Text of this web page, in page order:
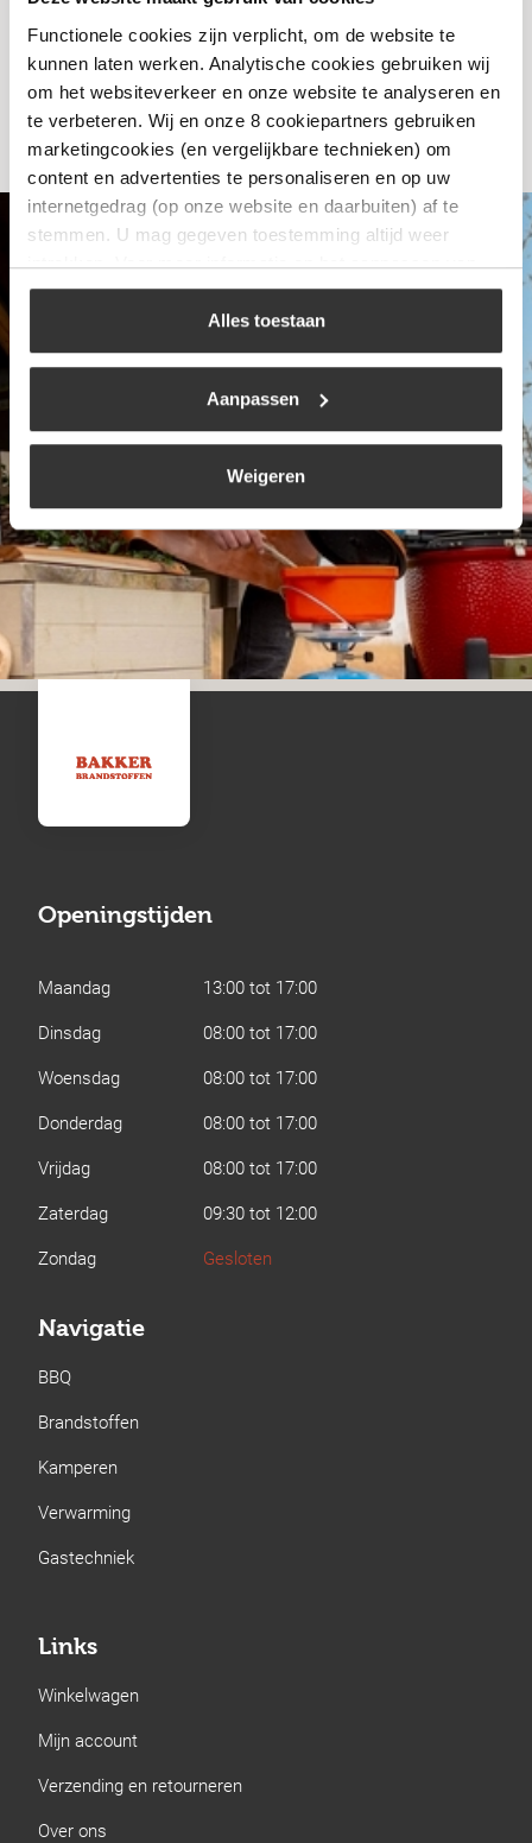
Functionele cookies zijn verplicht, om de website te
kunnen laten werken. Analytische cookies gebruiken wij
om het websiteverkeer en onze website te analyseren en
te verbeteren. Wij en onze 8 cookiepartners gebruiken
marketingcookies (en vergelijkbare technieken) om
content en advertenties te personaliseren en op uw
internetgedrag (op onze website en daarbuiten) af te
stemmen. U mag gegeven toestemming altijd weer
intrekken. Voor meer informatie en het aanpassen van
uw keuze op onze website verwijzen wij u naar ons
Alles toestaan
Aanpassen
Weigeren
Bekijk
Openingstijden
Maandag
13:00 tot 17:00
Dinsdag
08:00 tot 17:00
Woensdag
08:00 tot 17:00
Donderdag
08:00 tot 17:00
Vrijdag
08:00 tot 17:00
Zaterdag
09:30 tot 12:00
Zondag
Gesloten
Navigatie
BBQ
Brandstoffen
Kamperen
Verwarming
Gastechniek
Links
Winkelwagen
Mijn account
Verzending en retourneren
Over ons